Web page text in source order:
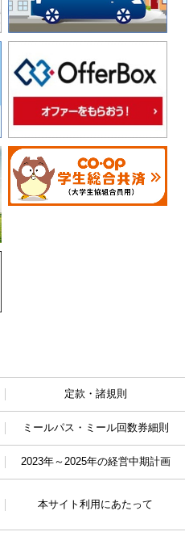
定款・諸規則
ミールパス・ミール回数券細則
2023年～2025年の経営中期計画
本サイト利用にあたって